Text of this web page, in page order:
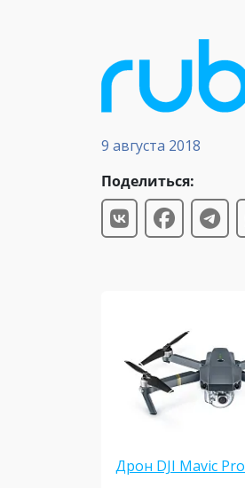
Новости
9 августа 2018
Поделиться:
Дрон DJI Mavic Pro